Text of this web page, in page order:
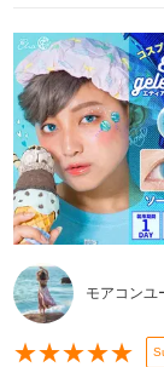
モアコンユ
★★★★★